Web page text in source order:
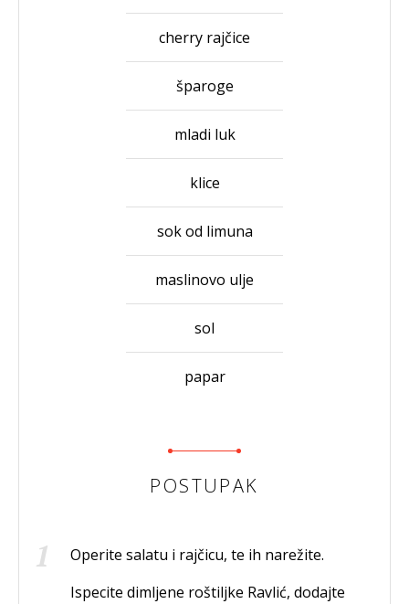
cherry rajčice
šparoge
mladi luk
klice
sok od limuna
maslinovo ulje
sol
papar
POSTUPAK
Operite salatu i rajčicu, te ih narežite.
Ispecite dimljene roštiljke Ravlić, dodajte